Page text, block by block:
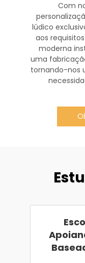
Com
lúdico
aos
moderna
uma
tornando-nos